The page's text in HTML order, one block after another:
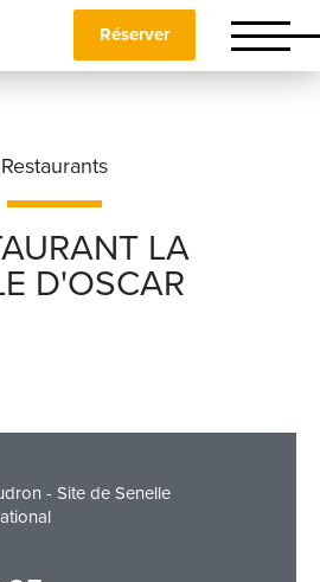
Réserver
Restaurants
LA
D'OSCAR
- Site de Senelle